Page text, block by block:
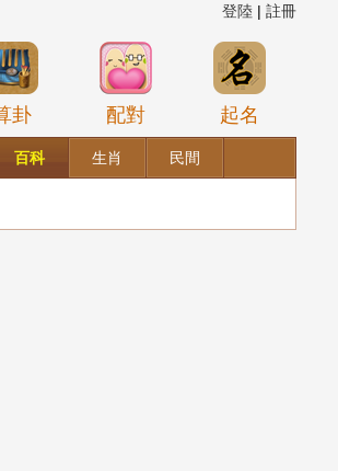
登陸 | 註冊
卦 配對 起名
百科 生肖 民間